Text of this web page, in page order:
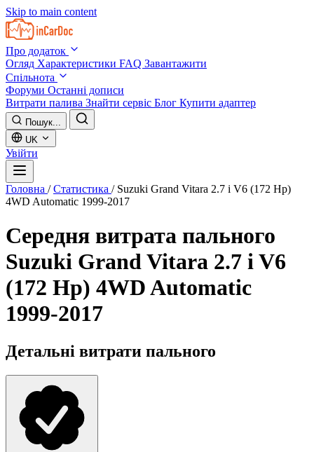
Skip to main content
Про додаток
Огляд Характеристики FAQ Завантажити
Спільнота
Форуми Останні дописи
Витрати палива Знайти сервіс Блог Купити адаптер
Пошук...
UK
Увійти
Головна / Статистика / Suzuki Grand Vitara 2.7 i V6 (172 Hp)
4WD Automatic 1999-2017
Середня витрата пального
Suzuki Grand Vitara 2.7 i V6
(172 Hp) 4WD Automatic
1999-2017
Детальні витрати пального